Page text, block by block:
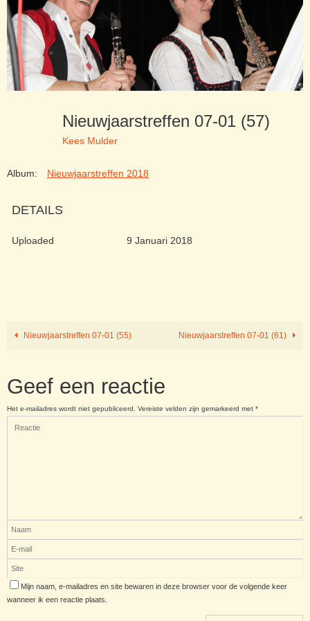
Nieuwjaarstreffen 07-01 (57)
Kees Mulder
Album: Nieuwjaarstreffen 2018
DETAILS
Uploaded 9 Januari 2018
Nieuwjaarstreffen 07-01 (55) Nieuwjaarstreffen 07-01 (61)
Geef een reactie
Het e-mailadres wordt niet gepubliceerd. Vereiste velden zijn gemarkeerd met *
Mijn naam, e-mailadres en site bewaren in deze browser voor de volgende keer
wanneer ik een reactie plaats.